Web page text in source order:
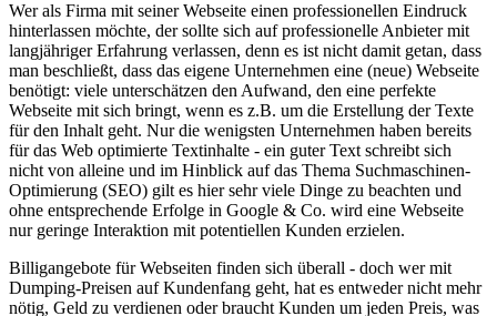
Wer als Firma mit seiner Webseite einen professionellen Eindruck
hinterlassen möchte, der sollte sich auf professionelle Anbieter mit
langjähriger Erfahrung verlassen, denn es ist nicht damit getan, dass
man beschließt, dass das eigene Unternehmen eine (neue) Webseite
benötigt: viele unterschätzen den Aufwand, den eine perfekte
Webseite mit sich bringt, wenn es z.B. um die Erstellung der Texte
für den Inhalt geht. Nur die wenigsten Unternehmen haben bereits
für das Web optimierte Textinhalte - ein guter Text schreibt sich
nicht von alleine und im Hinblick auf das Thema Suchmaschinen-
Optimierung (SEO) gilt es hier sehr viele Dinge zu beachten und
ohne entsprechende Erfolge in Google & Co. wird eine Webseite
nur geringe Interaktion mit potentiellen Kunden erzielen.
Billigangebote für Webseiten finden sich überall - doch wer mit
Dumping-Preisen auf Kundenfang geht, hat es entweder nicht mehr
nötig, Geld zu verdienen oder braucht Kunden um jeden Preis, was